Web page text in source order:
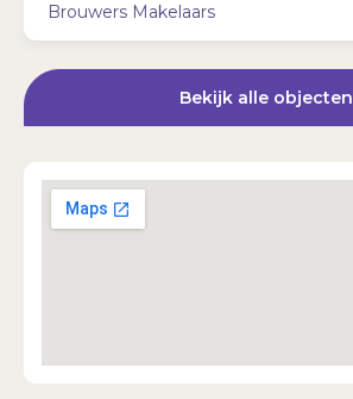
Brouwers Makelaars
Bekijk alle objecten